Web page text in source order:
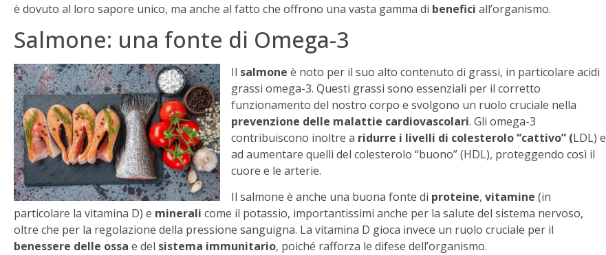
è dovuto al loro sapore unico, ma anche al fatto che offrono una vasta gamma di benefici all’organismo.
Salmone: una fonte di Omega-3
Il salmone è noto per il suo alto contenuto di grassi, in particolare acidi
grassi omega-3. Questi grassi sono essenziali per il corretto
funzionamento del nostro corpo e svolgono un ruolo cruciale nella
prevenzione delle malattie cardiovascolari. Gli omega-3
contribuiscono inoltre a ridurre i livelli di colesterolo “cattivo” (LDL) e
ad aumentare quelli del colesterolo “buono” (HDL), proteggendo così il
cuore e le arterie.
Il salmone è anche una buona fonte di proteine, vitamine (in
particolare la vitamina D) e minerali come il potassio, importantissimi anche per la salute del sistema nervoso,
oltre che per la regolazione della pressione sanguigna. La vitamina D gioca invece un ruolo cruciale per il
benessere delle ossa e del sistema immunitario, poiché rafforza le difese dell’organismo.